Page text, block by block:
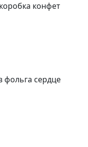
конфет
фольга сердце